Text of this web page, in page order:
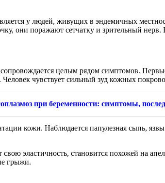
у людей, живущих в эндемичных
они поражают сетчатку и зрительный нерв.
целым рядом симптомов.
Человек чувствует сильный зуд кожных
при беременности: симптомы,
кожи. Наблюдается папулезная сыпь,
свою эластичность, становится похожей на
грыжи.